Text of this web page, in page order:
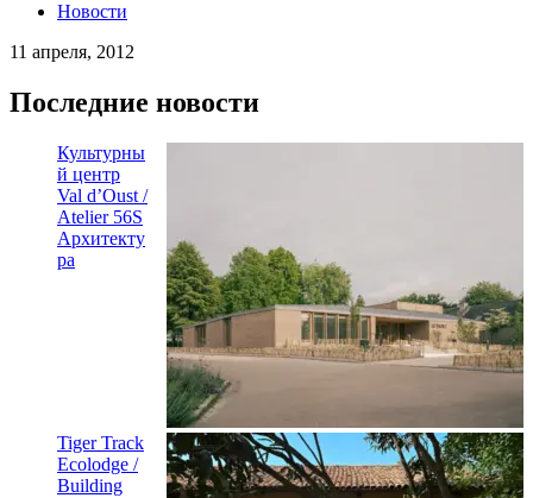
Новости
11 апреля, 2012
Последние новости
Культурны
й центр
Val d’Oust /
Atelier 56S
Архитекту
ра
Tiger Track
Ecolodge /
Building